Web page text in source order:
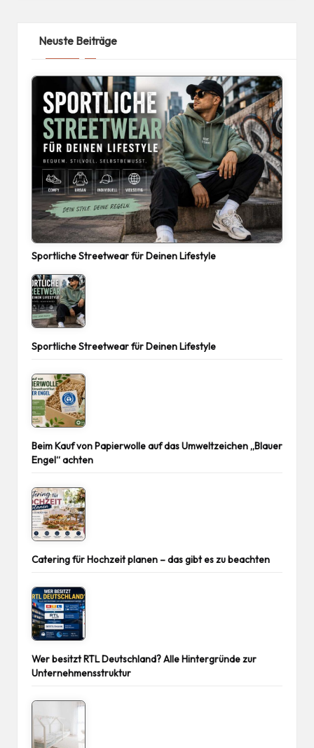
Neuste Beiträge
Sportliche Streetwear für Deinen Lifestyle
Sportliche Streetwear für Deinen Lifestyle
Beim Kauf von Papierwolle auf das Umweltzeichen „Blauer
Engel“ achten
Catering für Hochzeit planen – das gibt es zu beachten
Wer besitzt RTL Deutschland? Alle Hintergründe zur
Unternehmensstruktur